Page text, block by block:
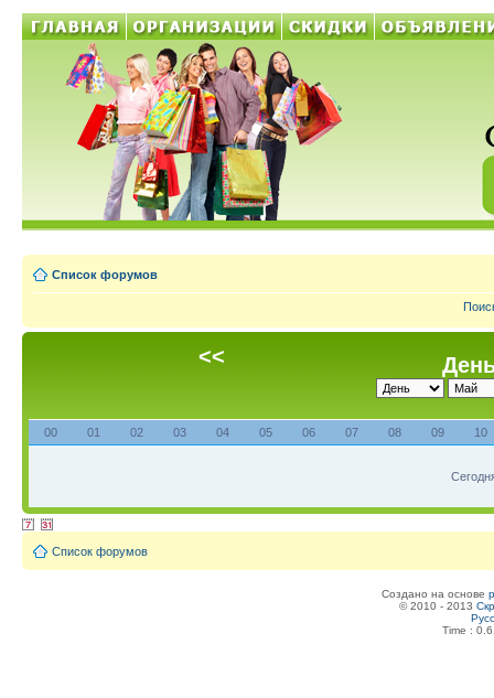
Список форумов
<<
00 01 02 03 04 05 06 07 08 09 10
Список форумов
Создано на основе
© 2010 - 2013
Time :